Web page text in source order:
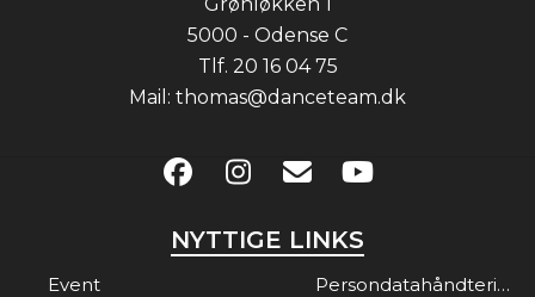
5000 - Odense C
Tlf. 20 16 04 75
Mail: thomas@danceteam.dk
NYTTIGE LINKS
Event Persondatahåndtering & Gdpr